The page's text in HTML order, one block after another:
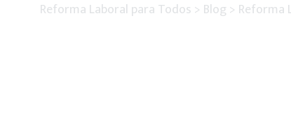
Reforma Laboral para Todos > Blog > Reforma